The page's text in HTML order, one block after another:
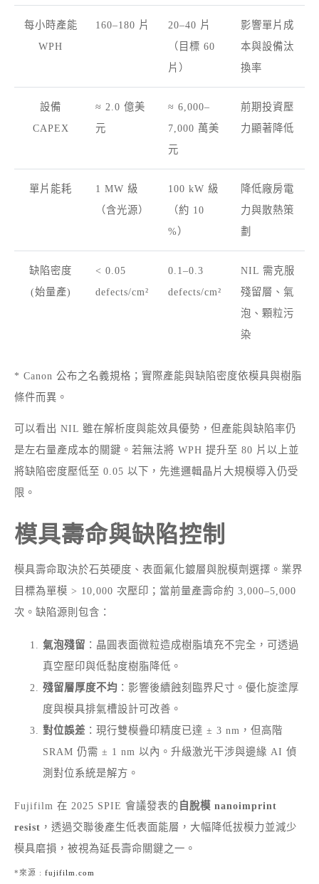
每小時產能
WPH
160–180 片
20–40 片
（目標 60
片）
影響單片成
本與設備汰
換率
設備
CAPEX
≈ 2.0 億美
元
≈ 6,000–
7,000 萬美
元
前期投資壓
力顯著降低
單片能耗
1 MW 級
（含光源）
100 kW 級
（約 10
%）
降低廠房電
力與散熱策
劃
缺陷密度
(始量產)
< 0.05
defects/cm²
0.1–0.3
defects/cm²
NIL 需克服
殘留層、氣
泡、顆粒污
染
* Canon 公布之名義規格；實際產能與缺陷密度依模具與樹脂
條件而異。
可以看出 NIL 雖在解析度與能效具優勢，但產能與缺陷率仍
是左右量產成本的關鍵。若無法將 WPH 提升至 80 片以上並
將缺陷密度壓低至 0.05 以下，先進邏輯晶片大規模導入仍受
限。
模具壽命與缺陷控制
模具壽命取決於石英硬度、表面氟化鍍層與脫模劑選擇。業界
目標為單模 > 10,000 次壓印；當前量產壽命約 3,000–5,000
次。缺陷源則包含：
氣泡殘留 ：晶圓表面微粒造成樹脂填充不完全，可透過
真空壓印與低黏度樹脂降低。
殘留層厚度不均 ：影響後續蝕刻臨界尺寸。優化旋塗厚
度與模具排氣槽設計可改善。
對位誤差 ：現行雙模疊印精度已達 ± 3 nm，但高階
SRAM 仍需 ± 1 nm 以內。升級激光干涉與邊緣 AI 偵
測對位系統是解方。
Fujifilm 在 2025 SPIE 會議發表的 自脫模 nanoimprint
resist ，透過交聯後產生低表面能層，大幅降低拔模力並減少
模具磨損，被視為延長壽命關鍵之一。
*來源 : fujifilm.com